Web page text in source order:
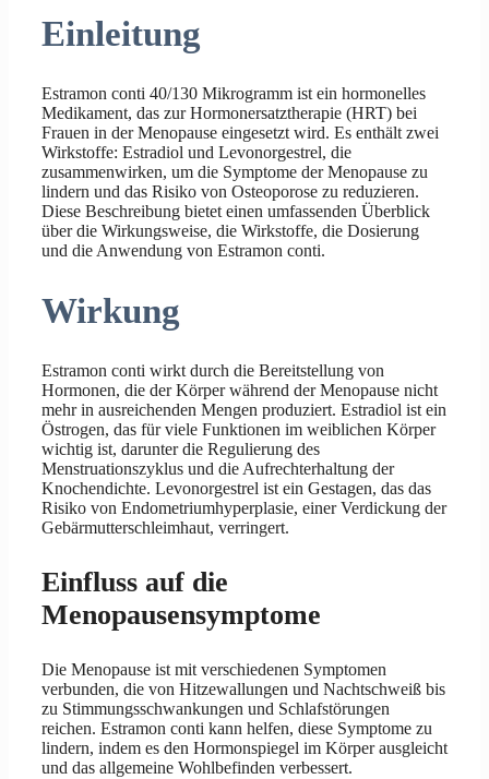
Einleitung
Estramon conti 40/130 Mikrogramm ist ein hormonelles
Medikament, das zur Hormonersatztherapie (HRT) bei
Frauen in der Menopause eingesetzt wird. Es enthält zwei
Wirkstoffe: Estradiol und Levonorgestrel, die
zusammenwirken, um die Symptome der Menopause zu
lindern und das Risiko von Osteoporose zu reduzieren.
Diese Beschreibung bietet einen umfassenden Überblick
über die Wirkungsweise, die Wirkstoffe, die Dosierung
und die Anwendung von Estramon conti.
Wirkung
Estramon conti wirkt durch die Bereitstellung von
Hormonen, die der Körper während der Menopause nicht
mehr in ausreichenden Mengen produziert. Estradiol ist ein
Östrogen, das für viele Funktionen im weiblichen Körper
wichtig ist, darunter die Regulierung des
Menstruationszyklus und die Aufrechterhaltung der
Knochendichte. Levonorgestrel ist ein Gestagen, das das
Risiko von Endometriumhyperplasie, einer Verdickung der
Gebärmutterschleimhaut, verringert.
Einfluss auf die
Menopausensymptome
Die Menopause ist mit verschiedenen Symptomen
verbunden, die von Hitzewallungen und Nachtschweiß bis
zu Stimmungsschwankungen und Schlafstörungen
reichen. Estramon conti kann helfen, diese Symptome zu
lindern, indem es den Hormonspiegel im Körper ausgleicht
und das allgemeine Wohlbefinden verbessert.